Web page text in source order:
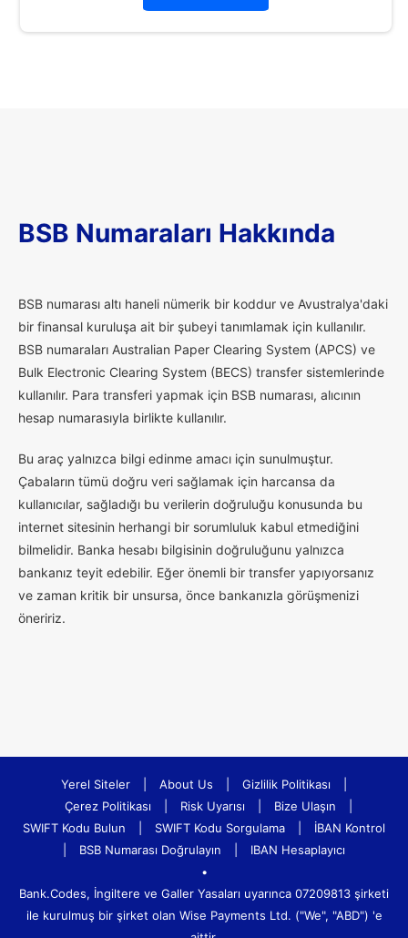
BSB Numaraları Hakkında
BSB numarası altı haneli nümerik bir koddur ve Avustralya'daki
bir finansal kuruluşa ait bir şubeyi tanımlamak için kullanılır.
BSB numaraları Australian Paper Clearing System (APCS) ve
Bulk Electronic Clearing System (BECS) transfer sistemlerinde
kullanılır. Para transferi yapmak için BSB numarası, alıcının
hesap numarasıyla birlikte kullanılır.
Bu araç yalnızca bilgi edinme amacı için sunulmuştur.
Çabaların tümü doğru veri sağlamak için harcansa da
kullanıcılar, sağladığı bu verilerin doğruluğu konusunda bu
internet sitesinin herhangi bir sorumluluk kabul etmediğini
bilmelidir. Banka hesabı bilgisinin doğruluğunu yalnızca
bankanız teyit edebilir. Eğer önemli bir transfer yapıyorsanız
ve zaman kritik bir unsursa, önce bankanızla görüşmenizi
öneririz.
Yerel Siteler About Us Gizlilik Politikası
Çerez Politikası
Risk Uyarısı Bize Ulaşın
SWIFT Kodu Bulun
SWIFT Kodu Sorgulama
İBAN Kontrol
BSB Numarası Doğrulayın
IBAN Hesaplayıcı
•
Bank.Codes, İngiltere ve Galler Yasaları uyarınca 07209813 şirketi
ile kurulmuş bir şirket olan Wise Payments Ltd. ("We", "ABD") 'e